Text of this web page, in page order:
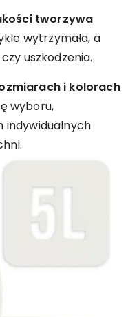
tworzywa
wytrzymała, a
uszkodzenia.
i kolorach
wyboru,
indywidualnych